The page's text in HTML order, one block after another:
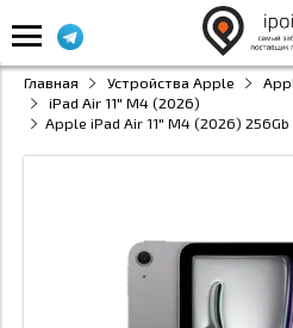
Главная Устройства Apple
iPad Air 11" M4 (2026)
Apple iPad Air 11" M4 (2026)